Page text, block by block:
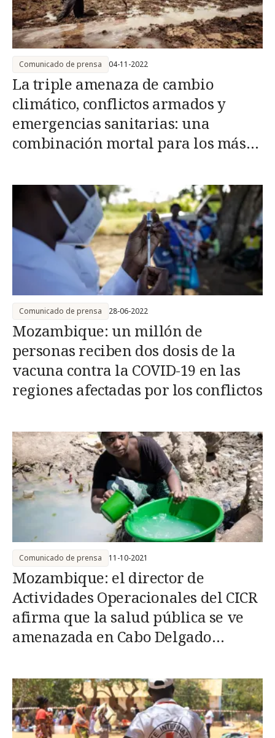
La triple amenaza de cambio
climático, conflictos armados y
emergencias sanitarias: una
combinación mortal para los más
Comunicado de prensa 04-11-2022
Mozambique: un millón de
personas reciben dos dosis de la
vacuna contra la COVID-19 en las
regiones afectadas por los conflictos
Comunicado de prensa 28-06-2022
Mozambique: el director de
Actividades Operacionales del CICR
afirma que la salud pública se ve
amenazada en Cabo Delgado
conflicto y el clima extremo
Comunicado de prensa 11-10-2021